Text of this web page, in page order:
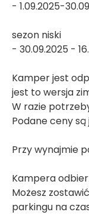
- 1.09.2025-
sezon niski
- 30.09.2025 -
Kamper jest
jest to wersja
W razie
Podane ceny
Przy wynajmie
Kampera
Możesz
parkingu na